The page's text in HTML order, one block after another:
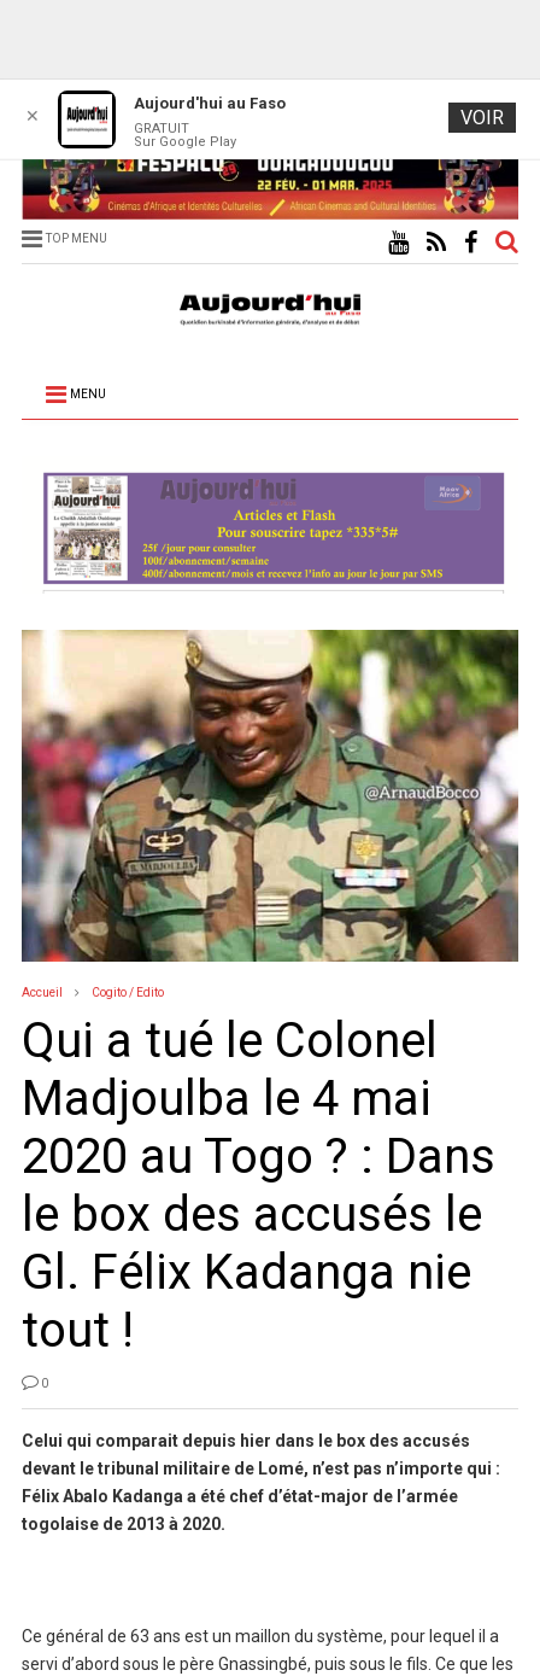
TOP MENU
MENU
Accueil Cogito / Edito
Qui a tué le Colonel
Madjoulba le 4 mai
2020 au Togo ? : Dans
le box des accusés le
Gl. Félix Kadanga nie
tout !
0
Celui qui comparait depuis hier dans le box des accusés
devant le tribunal militaire de Lomé, n’est pas n’importe qui :
Félix Abalo Kadanga a été chef d’état-major de l’armée
togolaise de 2013 à 2020.
Ce général de 63 ans est un maillon du système, pour lequel il a
servi d’abord sous le père Gnassingbé, puis sous le fils. Ce que les
✕
Aujourd'hui au Faso
GRATUIT
Sur Google Play
VOIR